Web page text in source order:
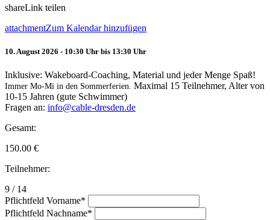
shareLink teilen
attachmentZum Kalendar hinzufügen
10. August 2026 - 10:30 Uhr bis 13:30 Uhr
Inklusive: Wakeboard-Coaching, Material und jeder Menge Spaß!
Immer Mo-Mi in den Sommerferien. Maximal 15 Teilnehmer, Alter von
10-15 Jahren (gute Schwimmer)
Fragen an: info@cable-dresden.de
Gesamt:
150.00 €
Teilnehmer:
9 / 14
Pflichtfeld Vorname*
Pflichtfeld Nachname*